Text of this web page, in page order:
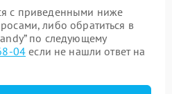
с приведенными ниже
либо обратиться в
по следующему
04 если не нашли ответ на